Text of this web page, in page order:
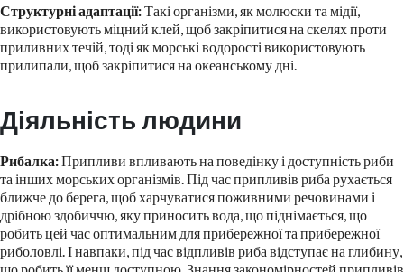
Структурні адаптації:Такі організми, як молюски та мідії,
використовують міцний клей, щоб закріпитися на скелях проти
приливних течій, тоді як морські водорості використовують
прилипали, щоб закріпитися на океанському дні.
Діяльність людини
Рибалка:Припливи впливають на поведінку і доступність риби
та інших морських організмів. Під час припливів риба рухається
ближче до берега, щоб харчуватися поживними речовинами і
дрібною здобиччю, яку приносить вода, що піднімається, що
робить цей час оптимальним для прибережної та прибережної
риболовлі. І навпаки, під час відпливів риба відступає на глибину,